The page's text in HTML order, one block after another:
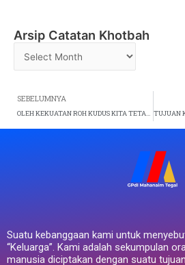
Arsip Catatan Khotbah
Arsip
Prev
SEBELUMNYA
OLEH KEKUATAN ROH KUDUS KITA TETAP SETIA MELAYANI – oleh Pdm. Melky R. Mokodongan (Ibadah Raya 3 – Minggu, 10 Mei 2026)
Suatu kebanggaan kami untuk
“Keluarga”. Kami adalah sekumpulan
manusia diciptakan dengan suatu